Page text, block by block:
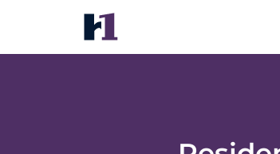
Residence Inn by Marriott
Árak Fényképek